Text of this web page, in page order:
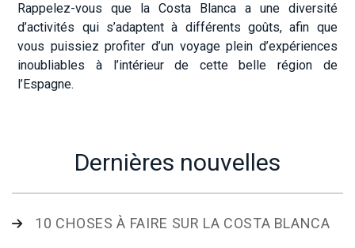
Rappelez-vous que la Costa Blanca a une diversité
d’activités qui s’adaptent à différents goûts, afin que
vous puissiez profiter d’un voyage plein d’expériences
inoubliables à l’intérieur de cette belle région de
l’Espagne.
Dernières nouvelles
10 CHOSES À FAIRE SUR LA COSTA BLANCA